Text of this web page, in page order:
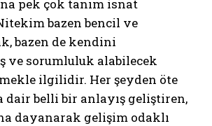
pek çok tanım isnat
bazen bencil ve
bazen de kendini
ve sorumluluk alabilecek
ilgilidir. Her şeyden öte
dair belli bir anlayış geliştiren,
dayanarak gelişim odaklı